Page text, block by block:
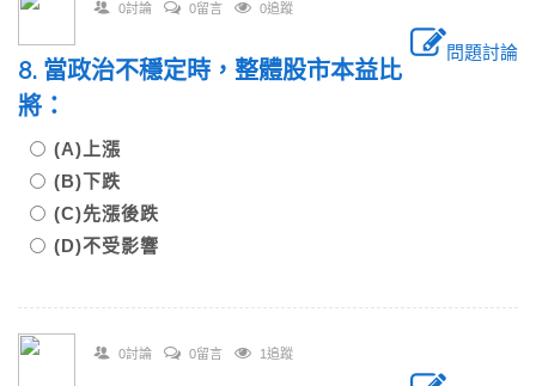
0討論 0留言 0追蹤
問題討論
8. 當政治不穩定時，整體股市本益比
將：
(A)上漲
(B)下跌
(C)先漲後跌
(D)不受影響
0討論 0留言 1追蹤